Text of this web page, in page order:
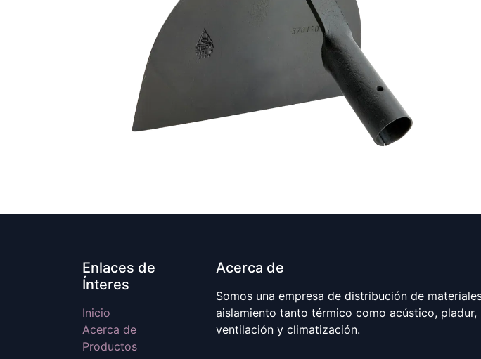
Enlaces de
Ínteres
Inicio
Acerca de
Productos
Acerca de
Somos una empresa de distribución de
aislamiento tanto térmico como acústico, pladur,
ventilación y climatización.